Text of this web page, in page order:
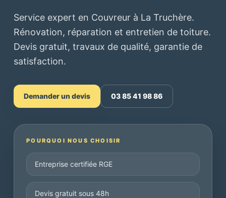
Service expert en Couvreur à La Truchère.
Rénovation, réparation et entretien de toiture.
Devis gratuit, travaux de qualité, garantie de
satisfaction.
Demander un devis 03 85 41 98 86
POURQUOI NOUS CHOISIR
Entreprise certifiée RGE
Devis gratuit sous 48h